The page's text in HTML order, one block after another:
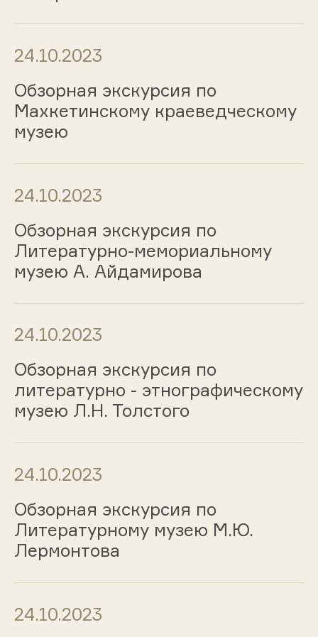
24.10.2023
Обзорная экскурсия по
Махкетинскому краеведческому
музею
24.10.2023
Обзорная экскурсия по
Литературно-мемориальному
музею А. Айдамирова
24.10.2023
Обзорная экскурсия по
литературно - этнографическому
музею Л.Н. Толстого
24.10.2023
Обзорная экскурсия по
Литературному музею М.Ю.
Лермонтова
24.10.2023